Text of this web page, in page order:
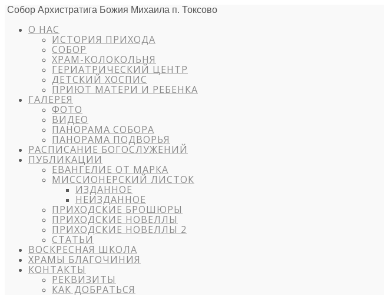
Собор Архистратига Божия Михаила п. Токсово
О НАС
ИСТОРИЯ ПРИХОДА
СОБОР
ХРАМ-КОЛОКОЛЬНЯ
ГЕРИАТРИЧЕСКИЙ ЦЕНТР
ДЕТСКИЙ ХОСПИС
ПРИЮТ МАТЕРИ И РЕБЕНКА
ГАЛЕРЕЯ
ФОТО
ВИДЕО
ПАНОРАМА СОБОРА
ПАНОРАМА ПОДВОРЬЯ
РАСПИСАНИЕ БОГОСЛУЖЕНИЙ
ПУБЛИКАЦИИ
ЕВАНГЕЛИЕ ОТ МАРКА
МИССИОНЕРСКИЙ ЛИСТОК
ИЗДАННОЕ
НЕИЗДАННОЕ
ПРИХОДСКИЕ БРОШЮРЫ
ПРИХОДСКИЕ НОВЕЛЛЫ
ПРИХОДСКИЕ НОВЕЛЛЫ 2
СТАТЬИ
ВОСКРЕСНАЯ ШКОЛА
ХРАМЫ БЛАГОЧИНИЯ
КОНТАКТЫ
РЕКВИЗИТЫ
КАК ДОБРАТЬСЯ